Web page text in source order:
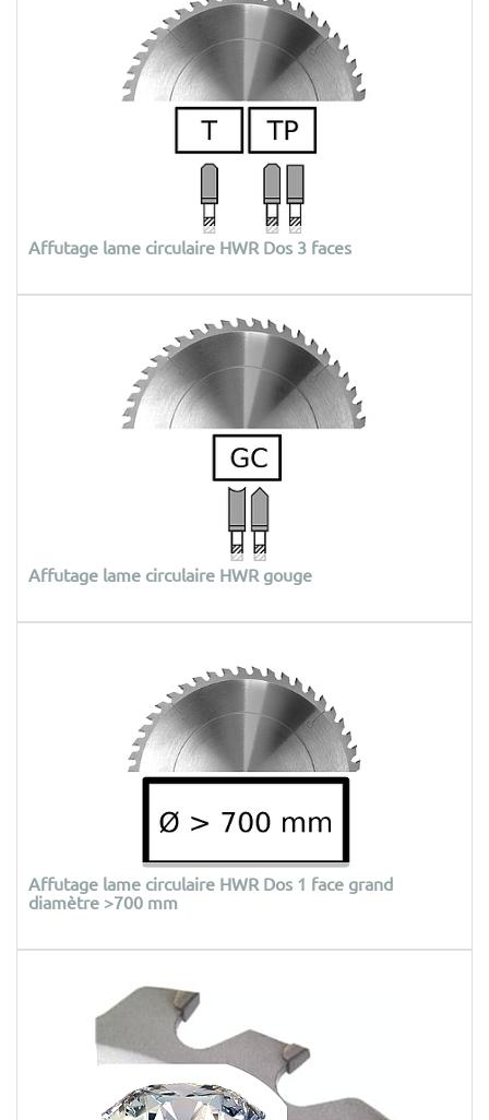
Affutage lame circulaire HWR Dos 3 faces
Affutage lame circulaire HWR gouge
Affutage lame circulaire HWR Dos 1 face grand
diamètre >700 mm